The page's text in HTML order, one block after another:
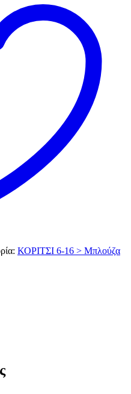
ΚΟΡΙΤΣΙ 6-16 > Μπλούζα